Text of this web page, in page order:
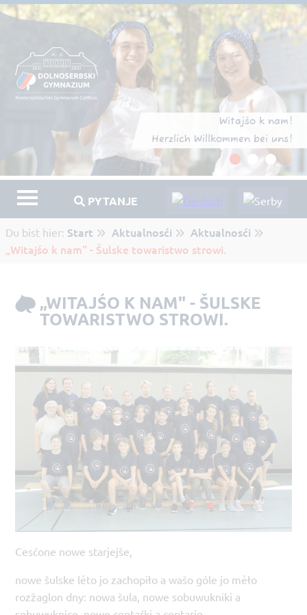
Witajśo k nam!
Herzlich Willkommen bei uns!
PYTANJE
Du bist hier: Start Aktualnosći
Aktualnosći
„Witajśo k nam" - Šulske towaristwo strowi.
„WITAJŚO K NAM" - ŠULSKE
TOWARISTWO STROWI.
Cesćone nowe starjejše,
nowe šulske lěto jo zachopiło a wašo góle jo měło
rozžaglon dny: nowa šula, nowe sobuwukniki a